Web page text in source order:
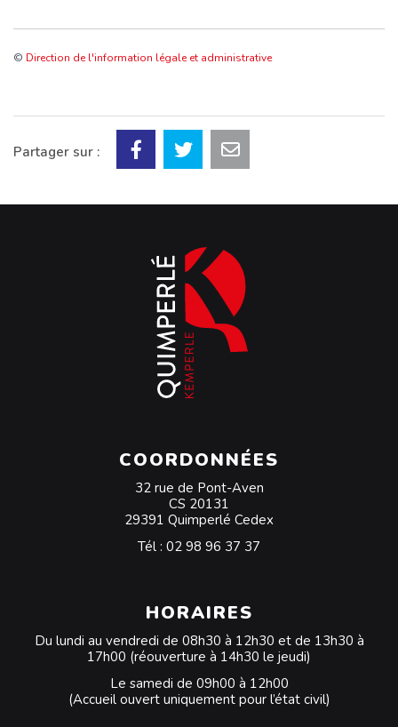
© Direction de l'information légale et administrative
Partager sur :
COORDONNÉES
32 rue de Pont-Aven
CS 20131
29391 Quimperlé Cedex
Tél : 02 98 96 37 37
HORAIRES
Du lundi au vendredi de 08h30 à 12h30 et de 13h30 à
17h00 (réouverture à 14h30 le jeudi)
Le samedi de 09h00 à 12h00
(Accueil ouvert uniquement pour l’état civil)